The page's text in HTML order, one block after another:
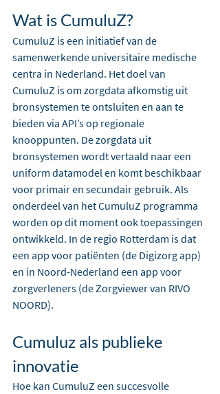
Wat is CumuluZ?
CumuluZ is een initiatief van de
samenwerkende universitaire medische
centra in Nederland. Het doel van
CumuluZ is om zorgdata afkomstig uit
bronsystemen te ontsluiten en aan te
bieden via API’s op regionale
knooppunten. De zorgdata uit
bronsystemen wordt vertaald naar een
uniform datamodel en komt beschikbaar
voor primair en secundair gebruik. Als
onderdeel van het CumuluZ programma
worden op dit moment ook toepassingen
ontwikkeld. In de regio Rotterdam is dat
een app voor patiënten (de Digizorg app)
en in Noord-Nederland een app voor
zorgverleners (de Zorgviewer van RIVO
NOORD).
Cumuluz als publieke
innovatie
Hoe kan CumuluZ een succesvolle